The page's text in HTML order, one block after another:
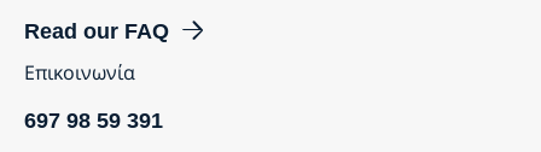
Read our FAQ
Επικοινωνία
697 98 59 391